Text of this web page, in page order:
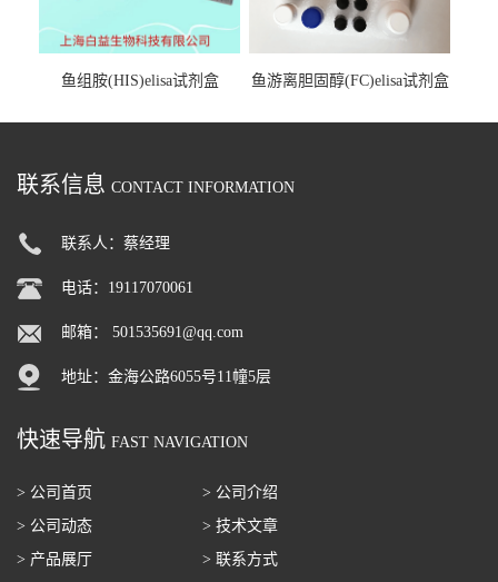
鱼组胺(HIS)elisa试剂盒 鱼游离胆固醇(FC)elisa试剂盒
联系信息 CONTACT INFORMATION
联系人：蔡经理
电话：19117070061
邮箱： 501535691@qq.com
地址：金海公路6055号11幢5层
快速导航 FAST NAVIGATION
> 公司首页
> 公司介绍
> 公司动态
> 技术文章
> 产品展厅
> 联系方式